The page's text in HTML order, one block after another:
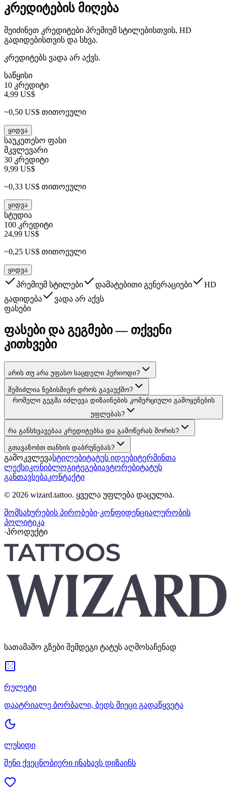
კრედიტების მიღება
შეიძინეთ კრედიტები პრემიუმ სტილებისთვის, HD
გადიდებისთვის და სხვა.
კრედიტებს ვადა არ აქვს.
საწყისი
10 კრედიტი
4,99 US$
~0,50 US$ თითოეული
ყიდვა
საუკეთესო ფასი
მკვლევარი
30 კრედიტი
9,99 US$
~0,33 US$ თითოეული
ყიდვა
სტუდია
100 კრედიტი
24,99 US$
~0,25 US$ თითოეული
ყიდვა
პრემიუმ სტილები დამატებითი გენერაციები
HD
გადიდება
ვადა არ აქვს
ფასები
ფასები და გეგმები — თქვენი
კითხვები
არის თუ არა უფასო საცდელი პერიოდი?
შემიძლია ნებისმიერ დროს გავაუქმო?
რომელი გეგმა იძლევა დიზაინების კომერციული გამოყენების
უფლებას?
რა განსხვავებაა კრედიტებსა და გამოწერას შორის?
გთავაზობთ თანხის დაბრუნებას?
გამოკვლევასტილებიტატუს იდეებიტერმინთა
ლექსიკონიბლოგიტეგებიავტორებიტატუს
განთავსებაკონტაქტი
© 2026 wizard.tattoo. ყველა უფლება დაცულია.
მომსახურების პირობები·კონფიდენციალურობის
პოლიტიკა
·პროდუქტი
სათამაშო გზები შემდეგი ტატუს აღმოსაჩენად
რულეტი
დაატრიალე ბორბალი, ბედს მიეცი გადაწყვეტა
ლუსიდი
შენი ქვეცნობიერი ინახავს დიზაინს